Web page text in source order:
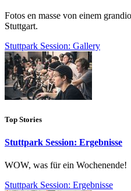
Fotos en masse von einem
Stuttgart.
Stuttpark Session: Gallery
Top Stories
Stuttpark Session: Ergebnisse
WOW, was für ein Wochenende!
Stuttpark Session: Ergebnisse